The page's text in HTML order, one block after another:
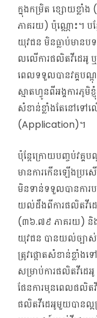
ក្នុងកម្រិត ខ្សោយខ្ល
ភាគរយ) ប៉ុណ្ណោះ។ ប
យុវជន មិនធ្លាប់មានប
លលើការផលិតវីដេអូ ឬ
ពេលទទួលបានវគ្គបណ្
ស្មាតហ្វូនពីអង្គការភូ
សំខាន់ខ្លាំងតែនៅទៅល
(Application)។
ប៉ុន្តែក្រោយបញ្ចប់វគ្
មានការកើនឡើងប្រ
មិនទាន់ទទួលបានការ
យល់ដឹងពីការផលិតវីដេ
(៣៦.៧៩ ភាគរយ) និ
យុវជន បានយល់ច្បា
ត្រូវផ្តោតសំខាន់ខ្លាំង
សម្រាប់ការផលិតវីដេអូ
ផែនការមុនពេលផលិតវី
ផលិតវីដេអូមួយបានល្អ